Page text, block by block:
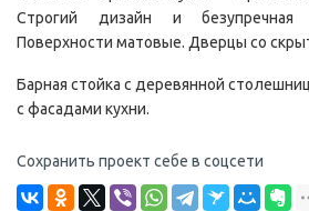
Строгий дизайн и безупречная
Поверхности матовые. Дверцы со
Барная стойка с деревянной
с фасадами кухни.
Сохранить проект себе в соцсети